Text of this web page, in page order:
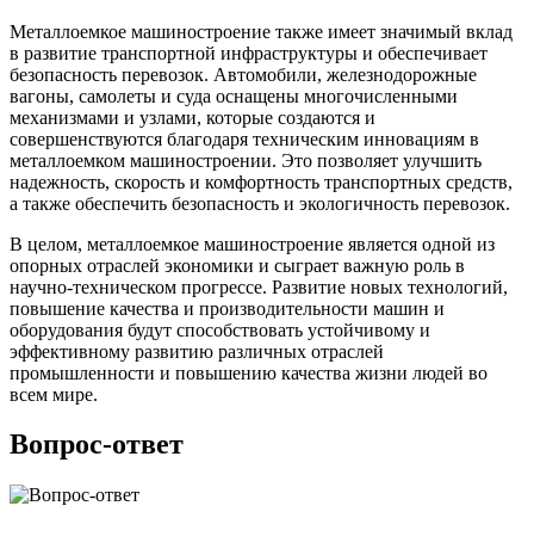
Металлоемкое машиностроение также имеет значимый вклад
в развитие транспортной инфраструктуры и обеспечивает
безопасность перевозок. Автомобили, железнодорожные
вагоны, самолеты и суда оснащены многочисленными
механизмами и узлами, которые создаются и
совершенствуются благодаря техническим инновациям в
металлоемком машиностроении. Это позволяет улучшить
надежность, скорость и комфортность транспортных средств,
а также обеспечить безопасность и экологичность перевозок.
В целом, металлоемкое машиностроение является одной из
опорных отраслей экономики и сыграет важную роль в
научно-техническом прогрессе. Развитие новых технологий,
повышение качества и производительности машин и
оборудования будут способствовать устойчивому и
эффективному развитию различных отраслей
промышленности и повышению качества жизни людей во
всем мире.
Вопрос-ответ